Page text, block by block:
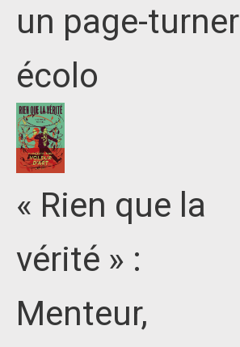
un page-turner
écolo
« Rien que la
vérité » :
Menteur,